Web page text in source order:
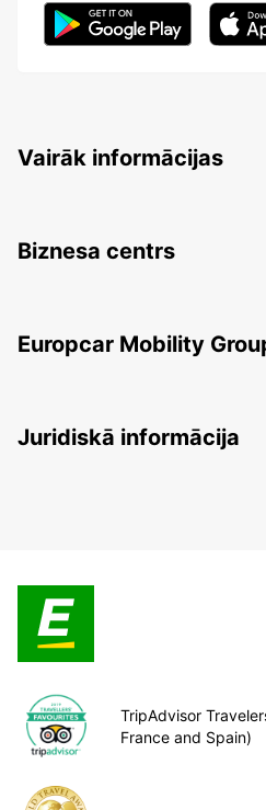
Vairāk informācijas
Biznesa centrs
Europcar Mobility
Juridiskā informācija
TripAdvisor
France and Spain)